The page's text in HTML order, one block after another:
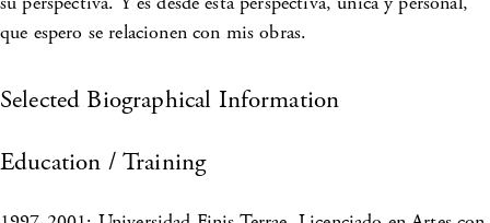
que espero se relacionen con mis obras.
Selected Biographical Information
Education / Training